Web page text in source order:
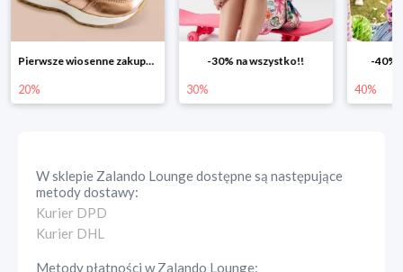
Pierwsze wiosenne zakupy -20% -30% na wszystko!! -40% na
W sklepie Zalando Loungedostępne są następujące
metody dostawy:
Kurier DPD
Kurier DHL
Metody płatności wZalando Lounge: